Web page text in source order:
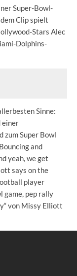
Super-Bowl-
Clip spielt
Stars Alec
Dolphins-
Sinne:
einer
zum Super Bowl
and
yeah, we get
says on the
player
game, pep rally
von Missy Elliott